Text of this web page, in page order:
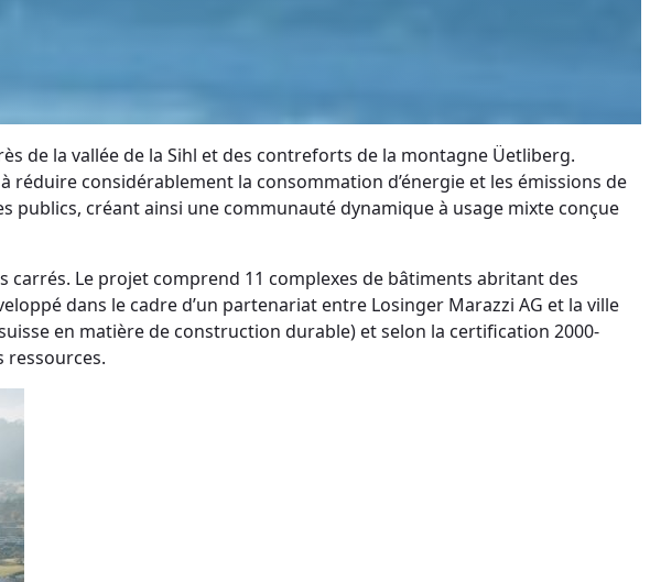
de la vallée de la Sihl et des contreforts de la montagne Üetliberg.
réduire considérablement la consommation d’énergie et les émissions de
publics, créant ainsi une communauté dynamique à usage mixte conçue
Le projet comprend 11 complexes de bâtiments abritant des
dans le cadre d’un partenariat entre Losinger Marazzi AG et la ville
en matière de construction durable) et selon la certification 2000-
ressources.